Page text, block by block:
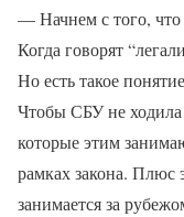
— Начнем с того, что
Когда говорят
Но есть такое
Чтобы СБУ не
которые этим
рамках закона. Плюс
занимается за